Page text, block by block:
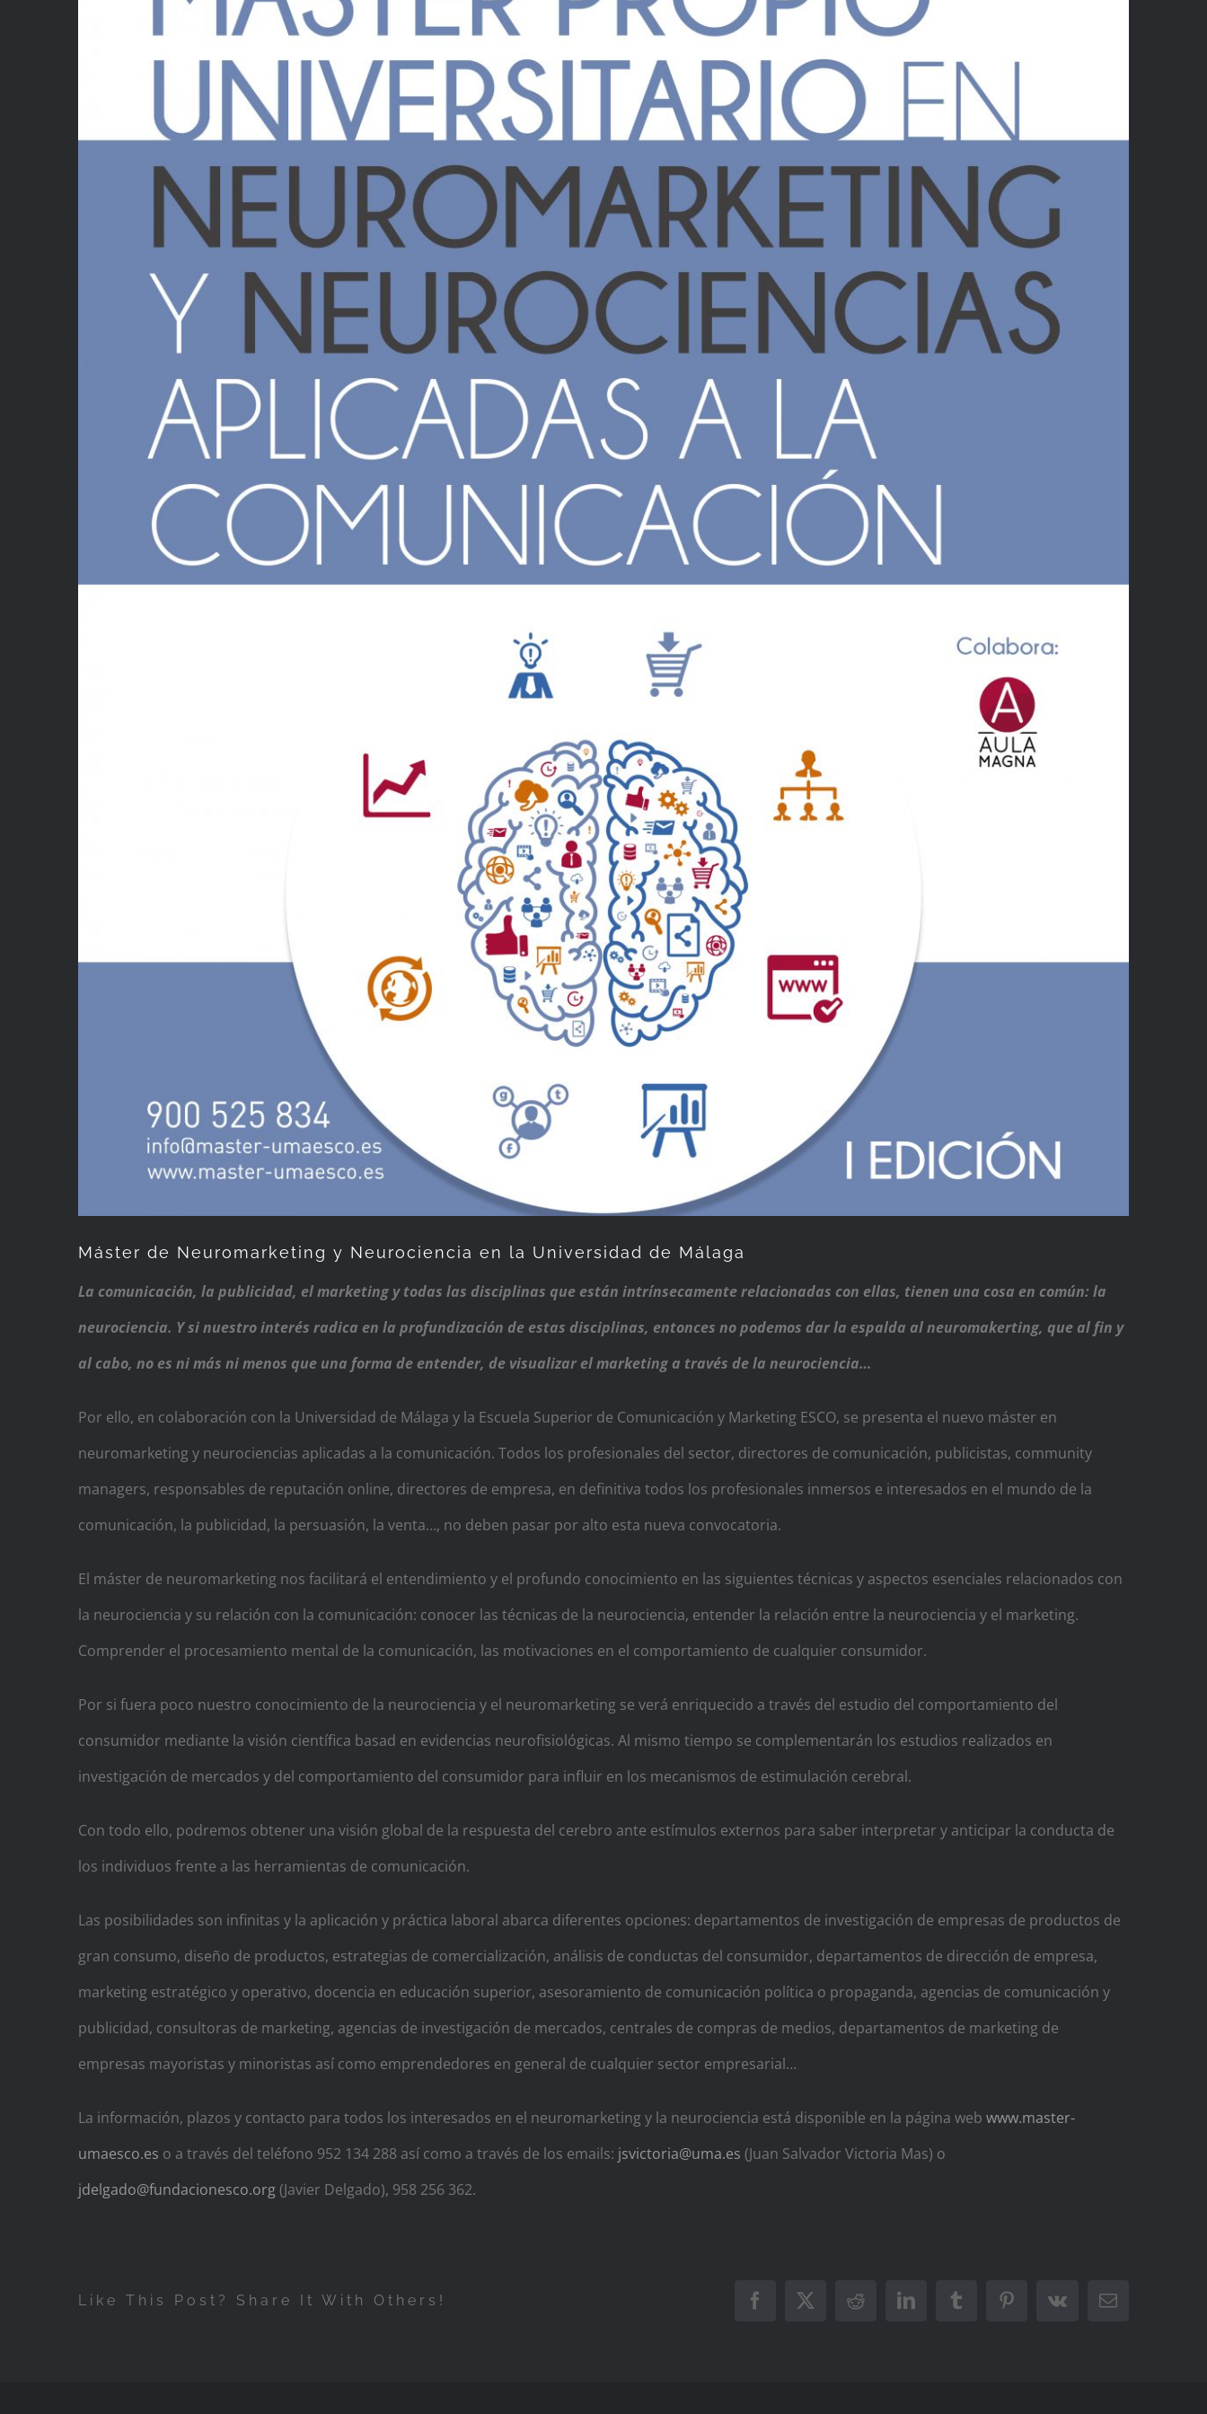
Máster de Neuromarketing y Neurociencia en la Universidad de Málaga
La comunicación, la publicidad, el marketing y todas las disciplinas que están intrínsecamente relacionadas con ellas, tienen una cosa en común: la
neurociencia. Y si nuestro interés radica en la profundización de estas disciplinas, entonces no podemos dar la espalda al neuromakerting, que al fin y
al cabo, no es ni más ni menos que una forma de entender, de visualizar el marketing a través de la neurociencia…
Por ello, en colaboración con la Universidad de Málaga y la Escuela Superior de Comunicación y Marketing ESCO, se presenta el nuevo máster en
neuromarketing y neurociencias aplicadas a la comunicación. Todos los profesionales del sector, directores de comunicación, publicistas, community
managers, responsables de reputación online, directores de empresa, en definitiva todos los profesionales inmersos e interesados en el mundo de la
comunicación, la publicidad, la persuasión, la venta…, no deben pasar por alto esta nueva convocatoria.
El máster de neuromarketing nos facilitará el entendimiento y el profundo conocimiento en las siguientes técnicas y aspectos esenciales relacionados con
la neurociencia y su relación con la comunicación: conocer las técnicas de la neurociencia, entender la relación entre la neurociencia y el marketing.
Comprender el procesamiento mental de la comunicación, las motivaciones en el comportamiento de cualquier consumidor.
Por si fuera poco nuestro conocimiento de la neurociencia y el neuromarketing se verá enriquecido a través del estudio del comportamiento del
consumidor mediante la visión científica basad en evidencias neurofisiológicas. Al mismo tiempo se complementarán los estudios realizados en
investigación de mercados y del comportamiento del consumidor para influir en los mecanismos de estimulación cerebral.
Con todo ello, podremos obtener una visión global de la respuesta del cerebro ante estímulos externos para saber interpretar y anticipar la conducta de
los individuos frente a las herramientas de comunicación.
Las posibilidades son infinitas y la aplicación y práctica laboral abarca diferentes opciones: departamentos de investigación de empresas de productos de
gran consumo, diseño de productos, estrategias de comercialización, análisis de conductas del consumidor, departamentos de dirección de empresa,
marketing estratégico y operativo, docencia en educación superior, asesoramiento de comunicación política o propaganda, agencias de comunicación y
publicidad, consultoras de marketing, agencias de investigación de mercados, centrales de compras de medios, departamentos de marketing de
empresas mayoristas y minoristas así como emprendedores en general de cualquier sector empresarial…
La información, plazos y contacto para todos los interesados en el neuromarketing y la neurociencia está disponible en la página web www.master-
umaesco.es o a través del teléfono 952 134 288 así como a través de los emails: jsvictoria@uma.es (Juan Salvador Victoria Mas) o
jdelgado@fundacionesco.org(Javier Delgado), 958 256 362.
Like This Post? Share It With Others! Facebook
X Reddit LinkedInTumblrPinterest
Vk
Correo